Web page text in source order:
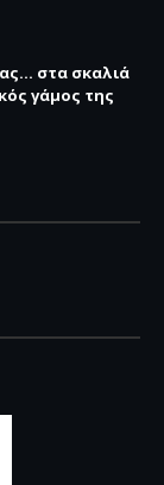
στα σκαλιά
γάμος της